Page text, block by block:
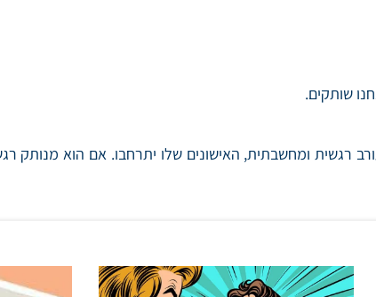
שותקים.
שנוכל לראות. אם האדם מעורב רגשית ומחשבתית, האישונים שלו יתרחבו. אם